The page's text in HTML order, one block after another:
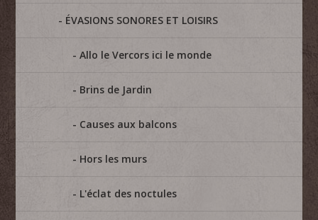
ÉVASIONS SONORES ET LOISIRS
Allo le Vercors ici le monde
Brins de Jardin
Causes aux balcons
Hors les murs
L'éclat des noctules